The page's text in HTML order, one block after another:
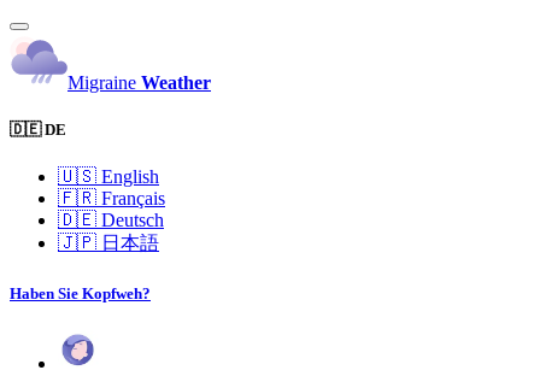
Migraine Weather
🇩🇪 DE
🇺🇸 English
🇫🇷 Français
🇩🇪 Deutsch
🇯🇵 日本語
Haben Sie Kopfweh?